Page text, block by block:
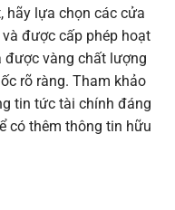
hãy lựa chọn các cửa
được cấp phép hoạt
vàng chất lượng
rõ ràng. Tham khảo
tin tức tài chính đáng
có thêm thông tin hữu